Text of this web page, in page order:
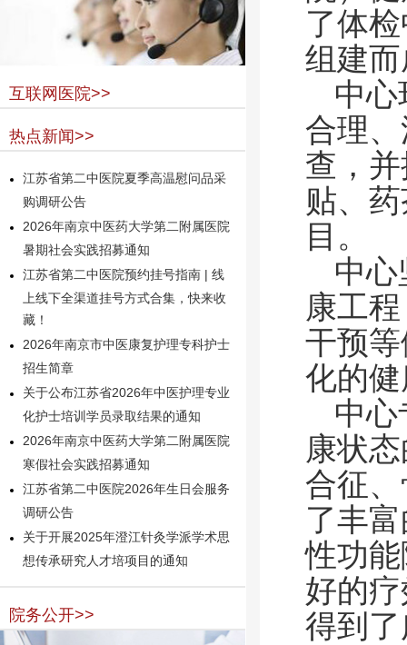
互联网医院>>
热点新闻>>
江苏省第二中医院夏季高温慰问品采
购调研公告
2026年南京中医药大学第二附属医院
暑期社会实践招募通知
江苏省第二中医院预约挂号指南 | 线
上线下全渠道挂号方式合集，快来收
藏！
2026年南京市中医康复护理专科护士
招生简章
关于公布江苏省2026年中医护理专业
化护士培训学员录取结果的通知
2026年南京中医药大学第二附属医院
寒假社会实践招募通知
江苏省第二中医院2026年生日会服务
调研公告
关于开展2025年澄江针灸学派学术思
想传承研究人才培项目的通知
院务公开>>
了体
组建
中
合理
查，
贴、
目。
中心
康工
干预
化的
中
康状
合征
了丰
性功
好的
得到